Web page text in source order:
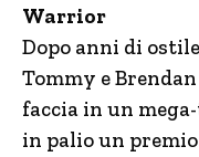
Warrior
Dopo anni di
Tommy e
faccia in un
in palio un